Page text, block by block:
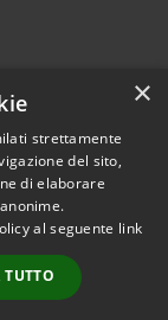
feedback
2026 • Comune di
• Powered by
•
Accesso
×
strettamente
del sito,
di elaborare
al seguente link
TUTTO